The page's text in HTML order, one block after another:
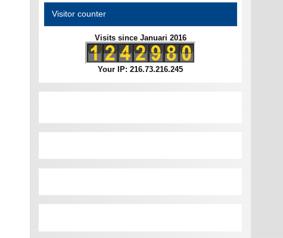
Visitor counter
Visits since Januari 2016
Your IP: 216.73.216.245